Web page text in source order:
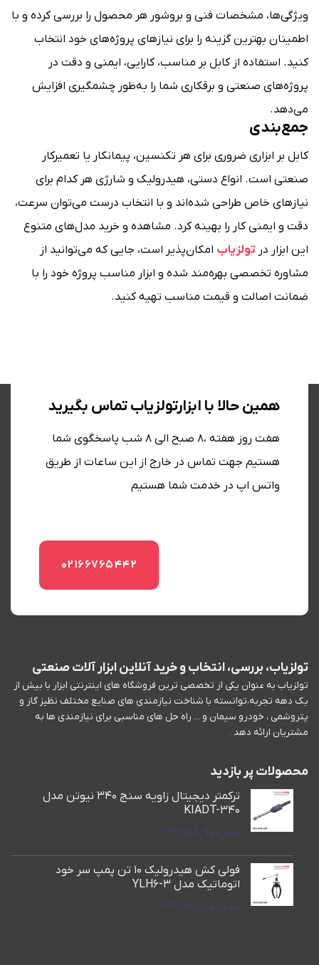
ویژگی‌ها، مشخصات فنی و بروشور هر محصول را بررسی کرده و با
اطمینان بهترین گزینه را برای نیازهای پروژه‌های خود انتخاب
کنید. استفاده از کابل بر مناسب، کارایی، ایمنی و دقت در
پروژه‌های صنعتی و برقکاری شما را به‌طور چشمگیری افزایش
می‌دهد.
جمع‌بندی
کابل بر ابزاری ضروری برای هر تکنسین، پیمانکار یا تعمیرکار
صنعتی است. انواع دستی، هیدرولیک و شارژی هر کدام برای
نیازهای خاص طراحی شده‌اند و با انتخاب درست می‌توان سرعت،
دقت و ایمنی کار را بهینه کرد. مشاهده و خرید مدل‌های متنوع
این ابزار در تولزیاب امکان‌پذیر است، جایی که می‌توانید از
مشاوره تخصصی بهره‌مند شده و ابزار مناسب پروژه خود را با
ضمانت اصالت و قیمت مناسب تهیه کنید.
همین حالا با ابزارتولزیاب تماس بگیرید
هفت روز هفته ،8 صبح الی 8 شب پاسخگوی شما
هستیم جهت تماس در خارج از این ساعات از طریق
واتس اپ در خدمت شما هستیم
02166765442
تولزیاب، بررسی، انتخاب و خرید آنلاین ابزار آلات صنعتی
تولزیاب به عنوان یکی از تخصصی ترین فروشگاه های اینترنتی ابزار با بیش از
یک دهه تجربه،توانسته با شناخت نیازمندی های صنایع مختلف نظیز گاز و
پتروشمی ، خودرو سیمان و ... راه حل های مناسبی برای نیازمندی ها به
مشتریان ارائه دهد .
محصولات پر بازدید
ترکمتر دیجیتال زاویه سنج 340 نیوتن مدل
KIADT-340
168,900,000تومان
فولی کش هیدرولیک 10 تن پمپ سر خود
اتوماتیک مدل YLH6-3
260,800,000تومان